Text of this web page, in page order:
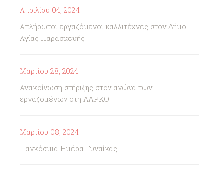
Απριλίου 04, 2024
Απλήρωτοι εργαζόμενοι καλλιτέχνες στον Δήμο
Αγίας Παρασκευής
Μαρτίου 28, 2024
Ανακοίνωση στήριξης στον αγώνα των
εργαζομένων στη ΛΑΡΚΟ
Μαρτίου 08, 2024
Παγκόσμια Ημέρα Γυναίκας